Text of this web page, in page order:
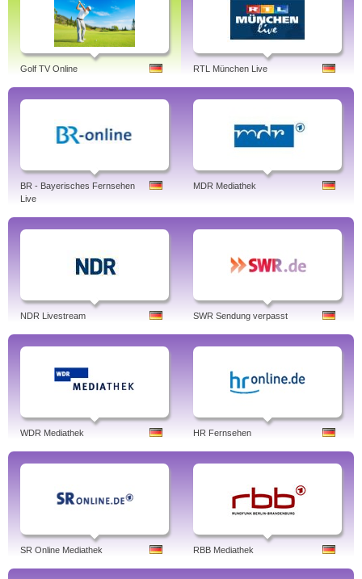
Golf TV Online RTL München Live
BR - Bayerisches Fernsehen
Live
MDR Mediathek
NDR Livestream SWR Sendung verpasst
WDR Mediathek HR Fernsehen
SR Online Mediathek RBB Mediathek